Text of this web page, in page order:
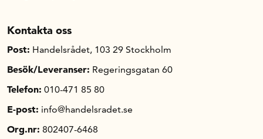
Kontakta oss
Post: Handelsrådet, 103 29 Stockholm
Besök/Leveranser: Regeringsgatan 60
Telefon: 010-471 85 80
E-post: info@handelsradet.se
Org.nr: 802407-6468